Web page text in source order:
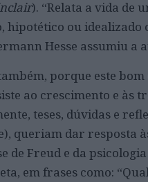
). “Relata a vida de
hipotético ou idealizado
Hesse assumiu a
porque este bom
ao crescimento e
teses, dúvidas e
queriam dar resposta
de Freud e da
em frases como: